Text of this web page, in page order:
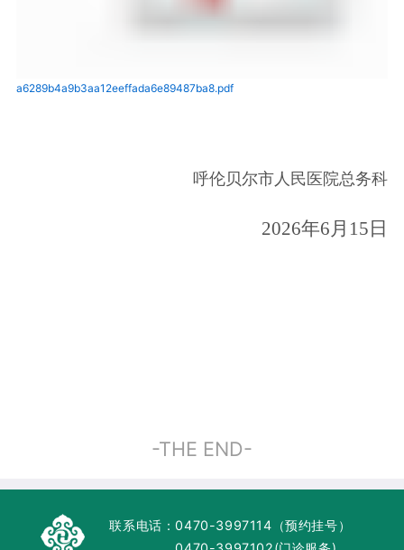
a6289b4a9b3aa12eeffada6e89487ba8.pdf
呼伦贝尔市人民医院总务科
2026年6月15日
-THE END-
联系电话：0470-3997114（预约挂号）